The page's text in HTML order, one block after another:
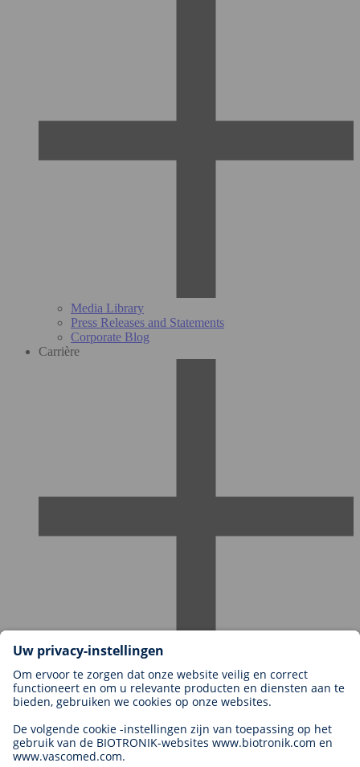
Media Library
Press Releases and Statements
Corporate Blog
Carrière
Carrières bij BIOTRONIK
Carrièreniveaus
Waarom met ons werken?
Sollicitatie
Carrièremogelijkheden